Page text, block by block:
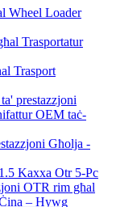
Wheel Loader
Trasport
Għolja -